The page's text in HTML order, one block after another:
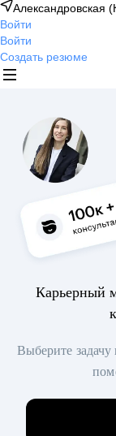
Александровская
Войти
Войти
Создать резюме
Карьерный
Выберите задачу